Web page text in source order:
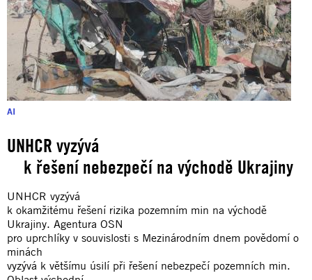
AI
UNHCR vyzývá
k řešení nebezpečí na východě Ukrajiny
UNHCR vyzývá
k okamžitému řešení rizika pozemním min na východě
Ukrajiny. Agentura OSN
pro uprchlíky v souvislosti s Mezinárodním dnem povědomí o
minách
vyzývá k většímu úsilí při řešení nebezpečí pozemních min.